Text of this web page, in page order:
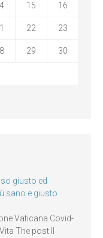
15 16
22 23
29 30
giusto ed
sano e giusto
Vaticana Covid-
The post Il